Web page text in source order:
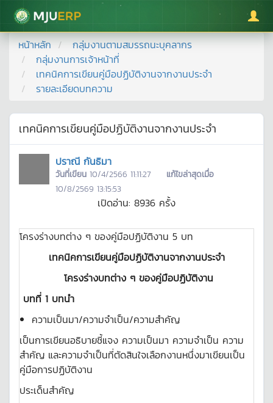
มหาวิทยาลัยแม่โจ้
หน้าหลัก
กลุ่มงานตามสมรรถนะบุคลากร
กลุ่มงานการเจ้าหน้าที่
เทคนิคการเขียนคู่มือปฏิบัติงานจากงานประจำ
รายละเอียดบทความ
เทคนิคการเขียนคู่มือปฏิบัติงานจากงานประจำ
ปราณี กันธิมา
วันที่เขียน 10/4/2566 11:11:27
แก้ไขล่าสุดเมื่อ
10/8/2569 13:15:53
เปิดอ่าน: 8936 ครั้ง
โครงร่างบทต่าง ๆ ของคู่มือปฏิบัติงาน 5 บท
เทคนิคการเขียนคู่มือปฏิบัติงานจากงานประจำ
โครงร่างบทต่าง ๆ ของคู่มือปฏิบัติงาน
บทที่ 1 บทนำ
ความเป็นมา/ความจำเป็น/ความสำคัญ
เป็นการเขียนอธิบายชี้แจง ความเป็นมา ความจำเป็น ความ
สำคัญ และความจำเป็นที่ตัดสินใจเลือกงานหนึ่งมาเขียนเป็น
คู่มือการปฏิบัติงาน
ประเด็นสำคัญ